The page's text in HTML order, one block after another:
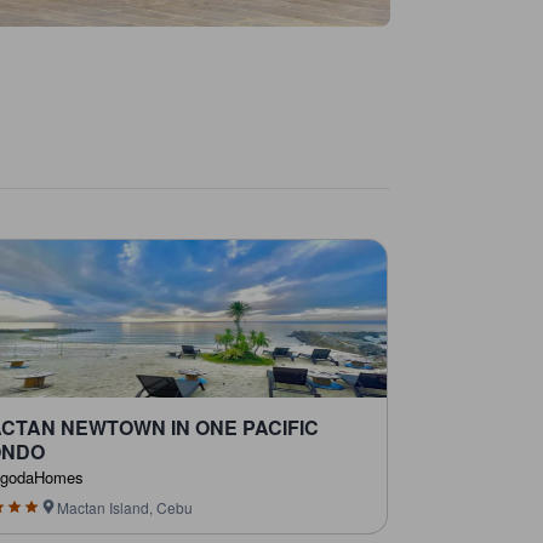
NEWTOWN IN ONE PACIFIC
Mactan Island, Cebu